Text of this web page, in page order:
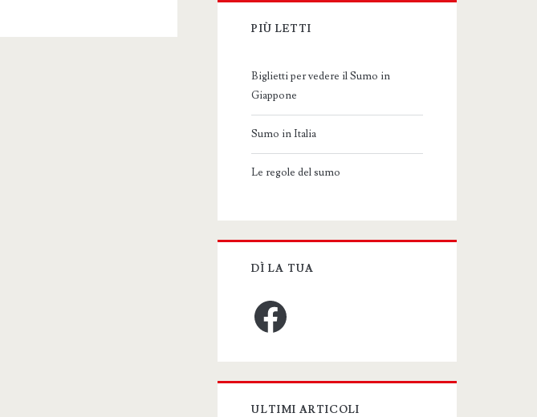
PIÙ LETTI
Biglietti per vedere il Sumo in
Giappone
Sumo in Italia
Le regole del sumo
DÌ LA TUA
Facebook
ULTIMI ARTICOLI